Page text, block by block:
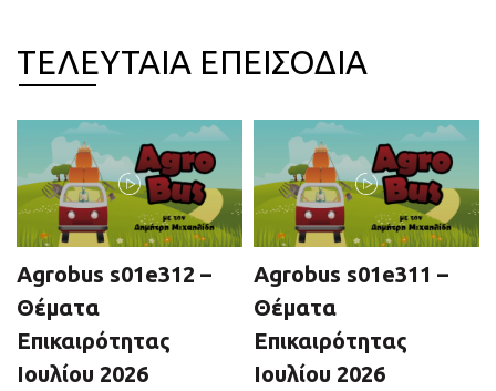
ΤΕΛΕΥΤΑΙΑ ΕΠΕΙΣΟΔΙΑ
Agrobus s01e312 –
Θέματα
Επικαιρότητας
Ιουλίου 2026
Agrobus s01e311 –
Θέματα
Επικαιρότητας
Ιουλίου 2026